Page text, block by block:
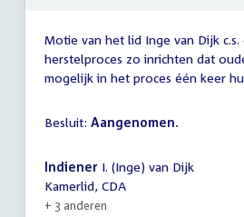
Motie van het lid Inge van Dijk
herstelproces zo inrichten dat
mogelijk in het proces één keer
Besluit: Aangenomen.
Indiener I. (Inge) van Dijk
Kamerlid, CDA
+ 3 anderen